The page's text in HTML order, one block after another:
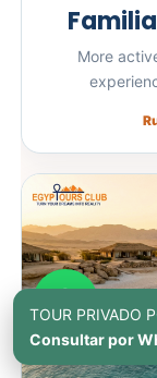
More
TOUR PRIVADO
Consultar por